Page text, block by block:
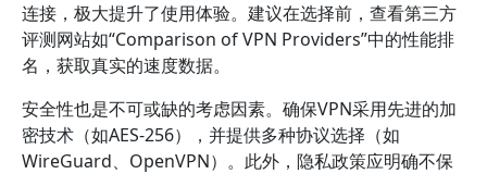
连接，极大提升了使用体验。建议在选择前，查看第三方
评测网站如“Comparison of VPN Providers”中的性能排
名，获取真实的速度数据。
安全性也是不可或缺的考虑因素。确保VPN采用先进的加
密技术（如AES-256），并提供多种协议选择（如
WireGuard、OpenVPN）。此外，隐私政策应明确不保